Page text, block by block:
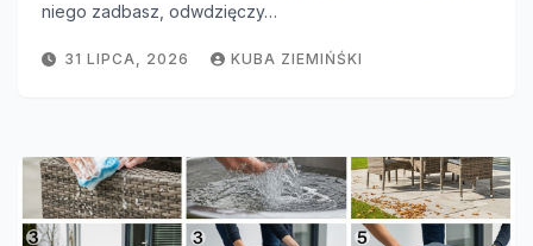
niego zadbasz, odwdzięczy…
31 LIPCA, 2026 KUBA ZIEMIŃŚKI